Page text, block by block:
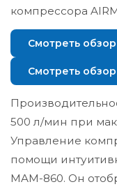
компрессора
Смотреть
Смотреть
500 л/мин при
Управление
помощи
MAM-860. Он